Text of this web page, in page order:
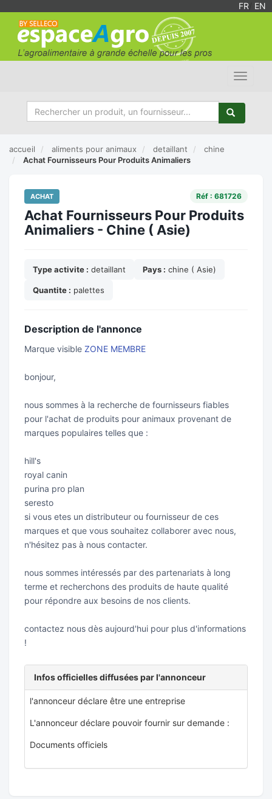
FR EN
Toggle
accueil aliments pour animaux detaillant
chine
Achat Fournisseurs Pour Produits Animaliers
ACHAT Réf : 681726
Achat Fournisseurs Pour Produits
Animaliers - Chine ( Asie)
Type activite : detaillant Pays : chine ( Asie)
Quantite : palettes
Description de l'annonce
Marque visible ZONE MEMBRE
bonjour,
nous sommes à la recherche de fournisseurs fiables
pour l'achat de produits pour animaux provenant de
marques populaires telles que :
hill's
royal canin
purina pro plan
seresto
si vous etes un distributeur ou fournisseur de ces
marques et que vous souhaitez collaborer avec nous,
n'hésitez pas à nous contacter.
nous sommes intéressés par des partenariats à long
terme et recherchons des produits de haute qualité
pour répondre aux besoins de nos clients.
contactez nous dès aujourd'hui pour plus d'informations
!
Infos officielles diffusées par l'annonceur
l'annonceur déclare être une entreprise
L'annonceur déclare pouvoir fournir sur demande :
Documents officiels